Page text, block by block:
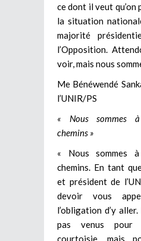
ce dont il veut qu’on
la situation
majorité
l’Opposition.
voir, mais nous
Me Bénéwendé
l’UNIR/PS
« Nous sommes
chemins »
« Nous sommes
chemins. En tant
et président de
devoir vous
l’obligation d’y
pas venus
courtoisie, mais